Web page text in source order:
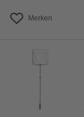
Merken